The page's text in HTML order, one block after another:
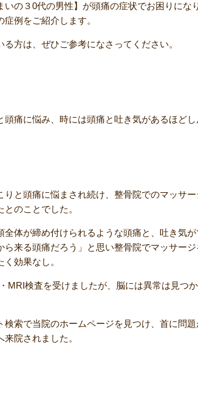
いの３0代の男性】が頭痛の症状でお困りにな
例をご紹介します。
方は、ぜひご参考になさってください。
頭痛に悩み、時には頭痛と吐き気があるほど
りと頭痛に悩まされ続け、整骨院でのマッサ
のことでした。
全体が締め付けられるような頭痛と、吐き気
ら来る頭痛だろう」と思い整骨院でマッサージ
効果なし。
MRI検査を受けましたが、脳には異常は見つ
検索で当院のホームページを見つけ、首に問
院されました。